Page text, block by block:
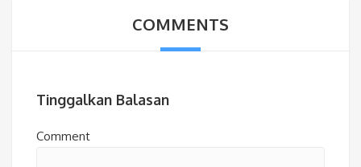
COMMENTS
Tinggalkan Balasan
Comment